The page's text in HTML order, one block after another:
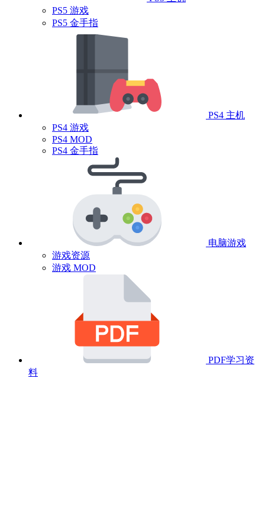
PS5 游戏
PS5 金手指
PS4 主机
PS4 游戏
PS4 MOD
PS4 金手指
电脑游戏
游戏资源
游戏 MOD
PDF学习资
料